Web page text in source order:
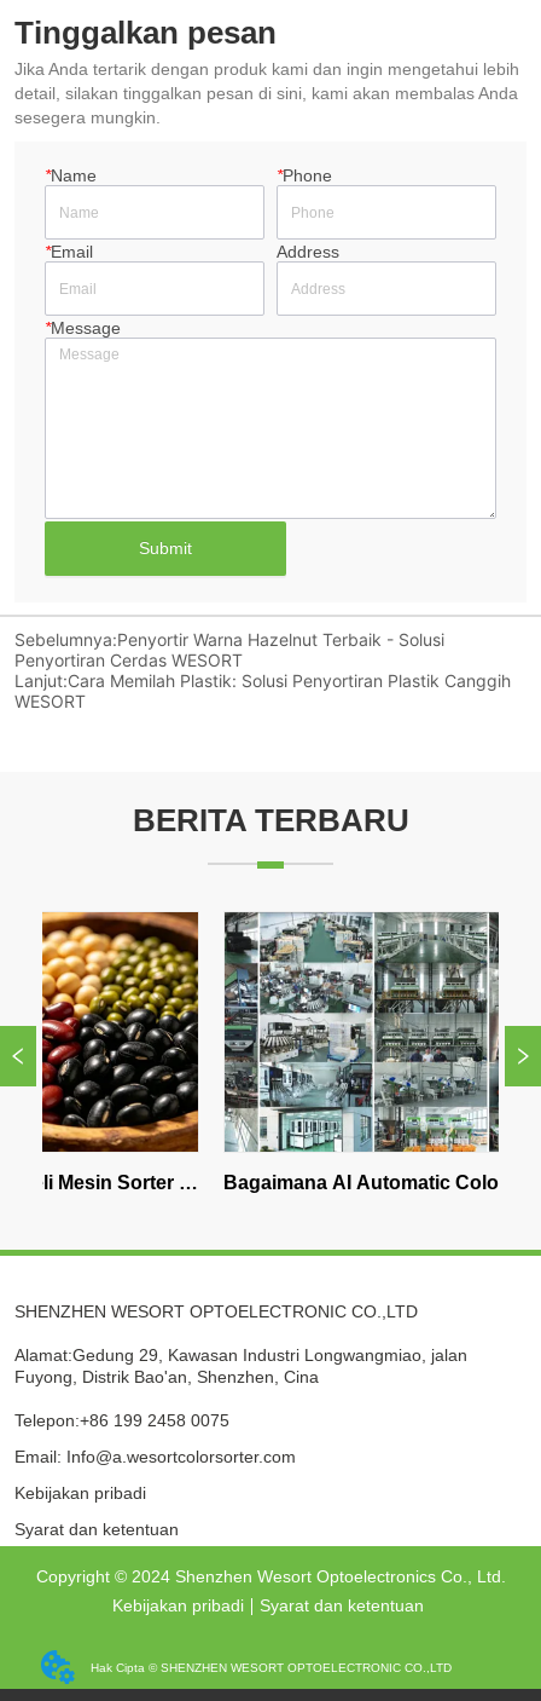
Tinggalkan pesan
Jika Anda tertarik dengan produk kami dan ingin mengetahui lebih
detail, silakan tinggalkan pesan di sini, kami akan membalas Anda
sesegera mungkin.
*Name *Phone
*Email Address
*Message
Submit
Sebelumnya:Penyortir Warna Hazelnut Terbaik - Solusi
Penyortiran Cerdas WESORT
Lanjut:Cara Memilah Plastik: Solusi Penyortiran Plastik Canggih
WESORT
BERITA TERBARU
Sorter
Bagaimana AI Automatic Color
Pengolahan Makanan
SHENZHEN WESORT OPTOELECTRONIC CO.,LTD
Alamat:Gedung 29, Kawasan Industri Longwangmiao, jalan
Fuyong, Distrik Bao'an, Shenzhen, Cina
Telepon:+86 199 2458 0075
Email: Info@a.wesortcolorsorter.com
Kebijakan pribadi
Syarat dan ketentuan
Copyright © 2024 Shenzhen Wesort Optoelectronics Co., Ltd.
Kebijakan pribadi
Syarat dan ketentuan
Hak Cipta © SHENZHEN WESORT OPTOELECTRONIC CO.,LTD